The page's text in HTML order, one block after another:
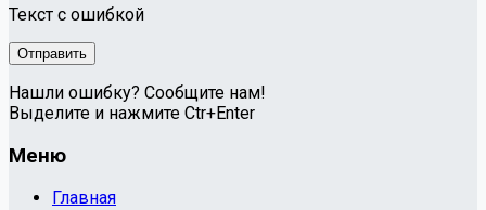
Текст с ошибкой
Нашли ошибку? Сообщите нам!
Выделите и нажмите Ctr+Enter
Меню
Главная